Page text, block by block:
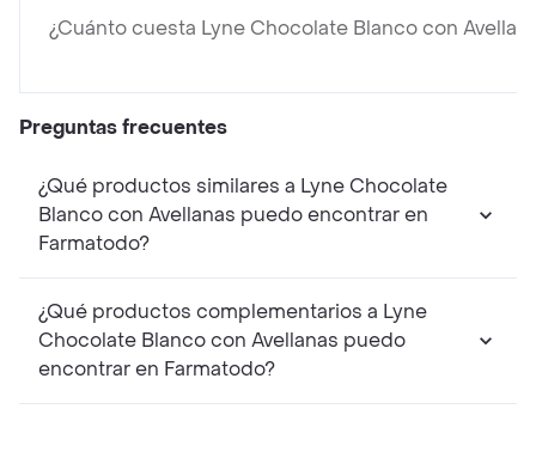
¿Cuánto cuesta Lyne Chocolate Blanco con
Preguntas frecuentes
¿Qué productos similares a Lyne Chocolate
Blanco con Avellanas puedo encontrar en
Farmatodo?
¿Qué productos complementarios a Lyne
Chocolate Blanco con Avellanas puedo
encontrar en Farmatodo?